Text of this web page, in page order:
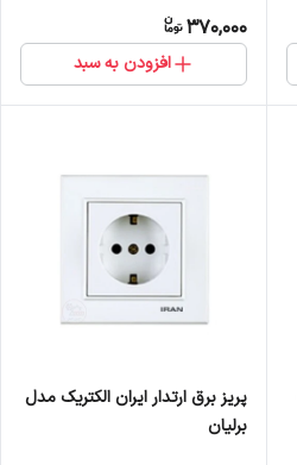
370,000
افزودن به سبد
پریز برق ارتدار ایران الکتریک مدل
برلیان